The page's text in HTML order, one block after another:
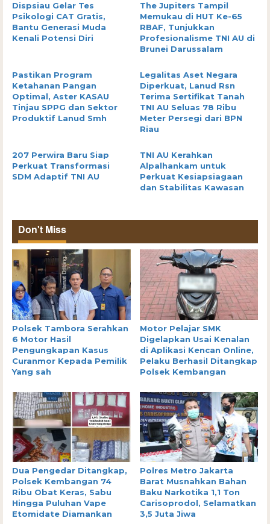
Dispsiau Gelar Tes
Psikologi CAT Gratis,
Bantu Generasi Muda
Kenali Potensi Diri
The Jupiters Tampil
Memukau di HUT Ke-65
RBAF, Tunjukkan
Profesionalisme TNI AU di
Brunei Darussalam
Pastikan Program
Ketahanan Pangan
Optimal, Aster KASAU
Tinjau SPPG dan Sektor
Produktif Lanud Smh
Legalitas Aset Negara
Diperkuat, Lanud Rsn
Terima Sertifikat Tanah
TNI AU Seluas 78 Ribu
Meter Persegi dari BPN
Riau
207 Perwira Baru Siap
Perkuat Transformasi
SDM Adaptif TNI AU
TNI AU Kerahkan
Alpalhankam untuk
Perkuat Kesiapsiagaan
dan Stabilitas Kawasan
Don't Miss
Polsek Tambora Serahkan
6 Motor Hasil
Pengungkapan Kasus
Curanmor Kepada Pemilik
Yang sah
Motor Pelajar SMK
Digelapkan Usai Kenalan
di Aplikasi Kencan Online,
Pelaku Berhasil Ditangkap
Polsek Kembangan
Dua Pengedar Ditangkap,
Polsek Kembangan 74
Ribu Obat Keras, Sabu
Hingga Puluhan Vape
Etomidate Diamankan
Polres Metro Jakarta
Barat Musnahkan Bahan
Baku Narkotika 1,1 Ton
Carisoprodol, Selamatkan
3,5 Juta Jiwa